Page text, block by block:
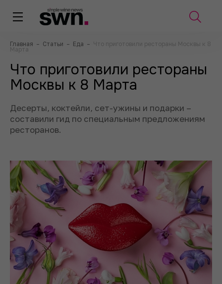
Главная – Статьи – Еда – Что приготовили рестораны Москвы к 8
Марта
Что приготовили рестораны
Москвы к 8 Марта
Десерты, коктейли, сет-ужины и подарки –
составили гид по специальным предложениям
ресторанов.